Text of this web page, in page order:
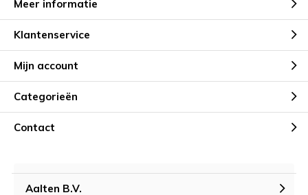
Meer informatie
Klantenservice
Mijn account
Categorieën
Contact
Aalten B.V.